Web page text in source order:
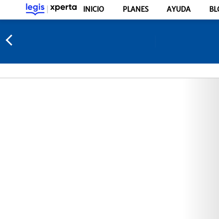
INICIO PLANES AYUDA